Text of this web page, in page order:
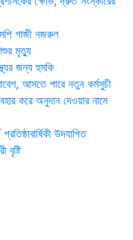
গাজী নজরুল
মৃত্যু
জন্য হুমকি
আসতে পারে নতুন কর্মসুচী
করে অনুদান দেওয়ার নামে
উদযাপিত
বৃষ্টি